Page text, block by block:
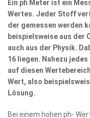
Ein ph Meter ist ein
Wertes. Jeder Stoff
der gemessen werden
beispielsweise aus der
auch aus der Physik.
16 liegen. Nahezu
auf diesen
Wert, also
Lösung.
Bei einem hohen ph-